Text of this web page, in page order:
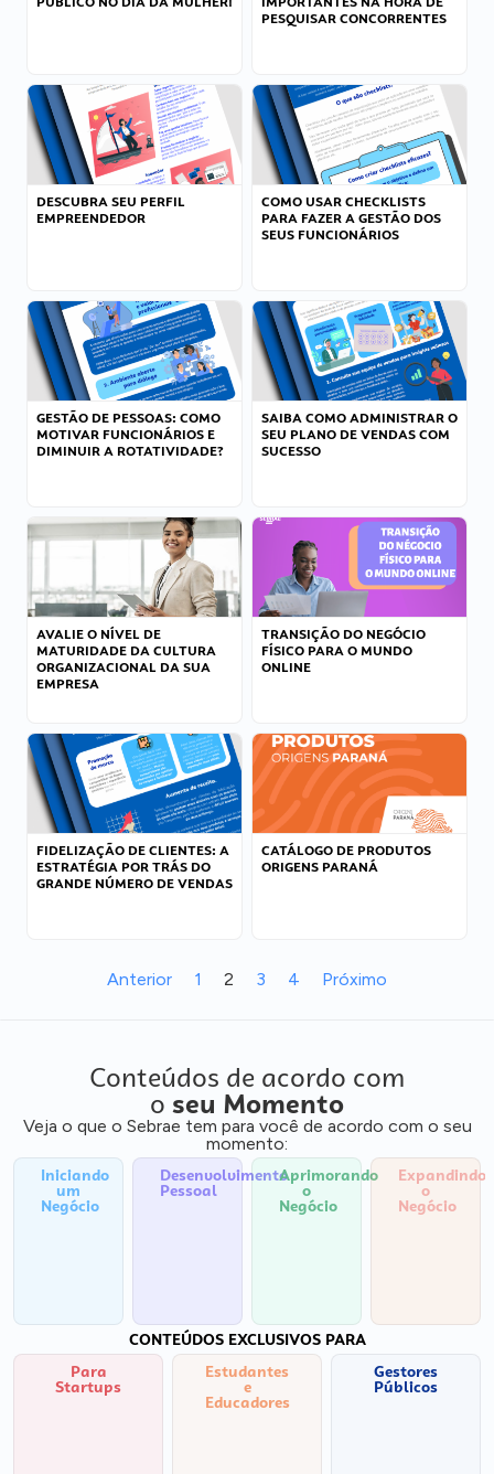
PESQUISAR CONCORRENTES
DESCUBRA SEU PERFIL
EMPREENDEDOR
COMO USAR CHECKLISTS
PARA FAZER A GESTÃO DOS
SEUS FUNCIONÁRIOS
GESTÃO DE PESSOAS: COMO
MOTIVAR FUNCIONÁRIOS E
DIMINUIR A ROTATIVIDADE?
SAIBA COMO ADMINISTRAR O
SEU PLANO DE VENDAS COM
SUCESSO
AVALIE O NÍVEL DE
MATURIDADE DA CULTURA
ORGANIZACIONAL DA SUA
EMPRESA
TRANSIÇÃO DO NEGÓCIO
FÍSICO PARA O MUNDO
ONLINE
FIDELIZAÇÃO DE CLIENTES: A
ESTRATÉGIA POR TRÁS DO
GRANDE NÚMERO DE VENDAS
CATÁLOGO DE PRODUTOS
ORIGENS PARANÁ
Anterior 1 2 3 4 Próximo
Conteúdos de acordo com
o seu Momento
Veja o que o Sebrae tem para você de acordo com o seu
momento:
Iniciando
um
Negócio
Desenvolvimento
Pessoal
Aprimorando
o
Negócio
Expandindo
o
Negócio
CONTEÚDOS EXCLUSIVOS PARA
Para
Startups
Estudantes
e
Educadores
Gestores
Públicos